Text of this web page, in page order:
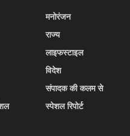
मनोरंजन
राज्य
लाइफस्टाइल
विदेश
संपादक की कलम से
स्पेशल रिपोर्ट